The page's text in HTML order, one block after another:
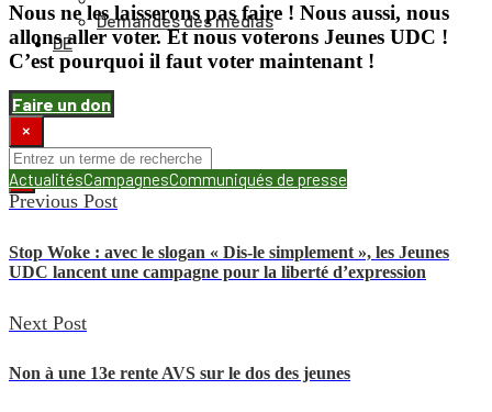
Demandes des médias
DE
Faire un don
×
Nous ne les laisserons pas faire ! Nous aussi, nous
allons aller voter. Et nous voterons Jeunes UDC !
C’est pourquoi il faut voter maintenant !
ActualitésCampagnesCommuniqués de presse
Previous Post
Stop Woke : avec le slogan « Dis-le simplement », les Jeunes
UDC lancent une campagne pour la liberté d’expression
Next Post
Non à une 13e rente AVS sur le dos des jeunes